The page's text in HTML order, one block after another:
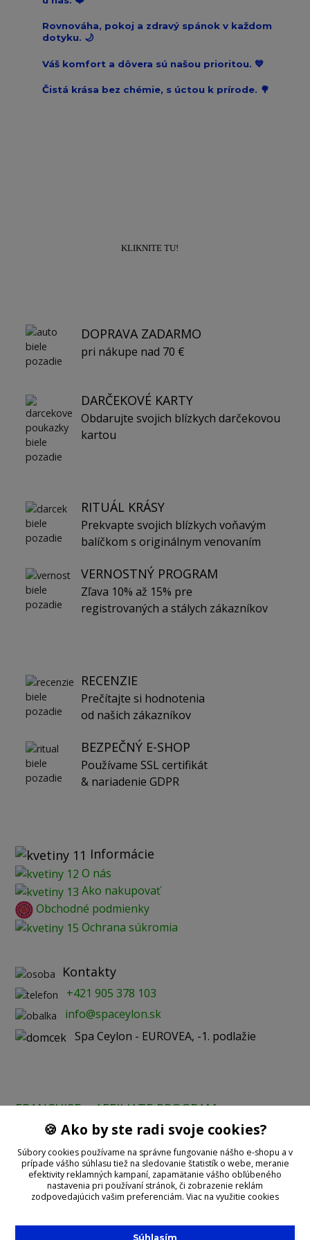
Rovnováha, pokoj a zdravý spánok v každom
dotyku. 🌙
Váš komfort a dôvera sú našou prioritou. 💙
Čistá krása bez chémie, s úctou k prírode. 🌳
KLIKNITE TU!
DOPRAVA ZADARMO
pri nákupe nad 70 €
DARČEKOVÉ KARTY
Obdarujte svojich blízkych darčekovou
kartou
RITUÁL KRÁSY
Prekvapte svojich blízkych voňavým
balíčkom s originálnym venovaním
VERNOSTNÝ PROGRAM
Zľava 10% až 15% pre
registrovaných a stálych zákazníkov
RECENZIE
Prečítajte si hodnotenia
od našich zákazníkov
BEZPEČNÝ E-SHOP
Používame SSL certifikát
& nariadenie GDPR
Informácie
O nás
Ako nakupovať
Obchodné podmienky
Ochrana súkromia
Kontakty
+421 905 378 103
info@spaceylon.sk
Spa Ceylon - EUROVEA, -1. podlažie
FRANCHISE AFFILIATE PROGRAM
Prijímame online platby:
🍪 Ako by ste radi svoje cookies?
Súbory cookies používame na správne fungovanie nášho e-shopu a v
prípade vášho súhlasu tiež na sledovanie štatistík o webe, meranie
efektivity reklamných kampaní, zapamätanie vášho obľúbeného
nastavenia pri používaní stránok, či zobrazenie reklám
zodpovedajúcich vašim preferenciám. Viac na využitie cookies
Súhlasím